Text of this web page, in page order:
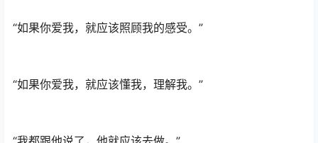
“如果你爱我，就应该照顾我的感受。”
“如果你爱我，就应该懂我，理解我。”